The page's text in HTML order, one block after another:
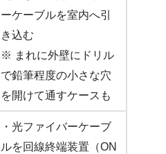
ーケーブルを室内へ引
き込む
※ まれに外壁にドリル
で鉛筆程度の小さな穴
を開けて通すケースも
・光ファイバーケーブ
ルを回線終端装置（ON